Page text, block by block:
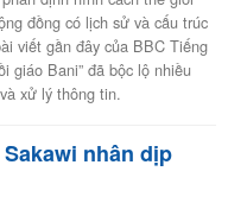
đồng có lịch sử và cấu trúc
viết gần đây của BBC Tiếng
giáo Bani” đã bộc lộ nhiều
xử lý thông tin.
nhân dịp